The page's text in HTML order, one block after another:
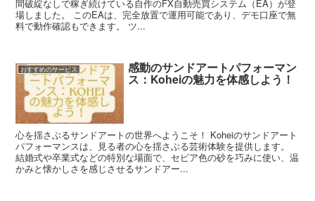
間破綻なしで稼ぎ続けている自作のFX自動売買システム（EA）が登
場しました。 このEAは、完全放置で運用可能であり、デモ口座で無
料で動作確認もできます。 ツ...
おすすめのサービス 感動のサンドアートパフォーマン
ス：Koheiの魅力を体感しよう！
心を揺さぶるサンドアートの世界へようこそ！ Koheiのサンドアート
パフォーマンスは、見る者の心を揺さぶる芸術体験を提供します。
結婚式や卒業式などの特別な場面で、セピア色の砂を巧みに使い、温
かみと懐かしさを感じさせるサンドアー...